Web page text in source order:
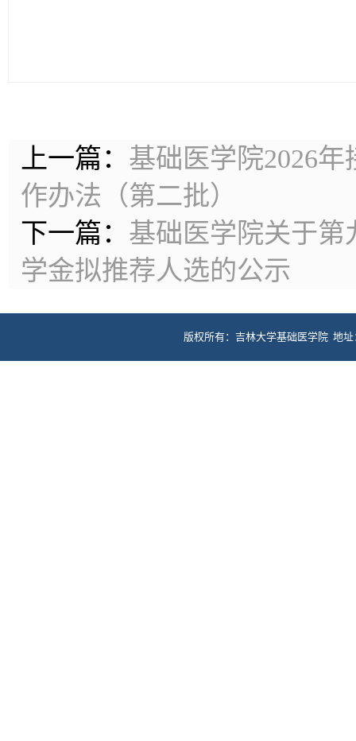
上一篇： 基础医学院2026
作办法（第二批）
下一篇： 基础医学院关于第
学金拟推荐人选的公示
版权所有：吉林大学基础医学院 地